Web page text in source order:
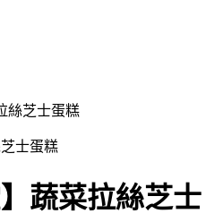
絲芝士蛋糕
蔬菜拉絲芝士